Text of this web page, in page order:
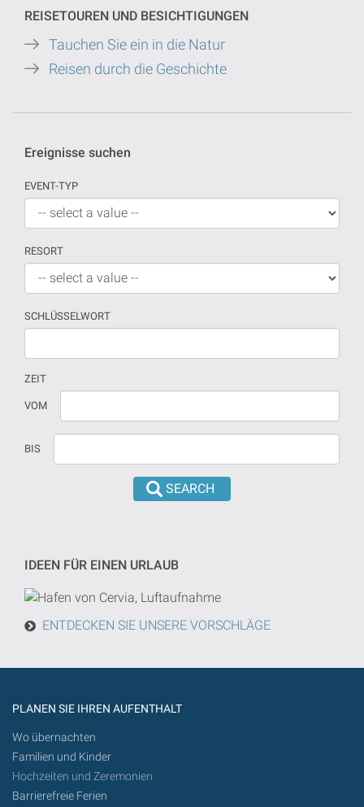
REISETOUREN UND BESICHTIGUNGEN
Tauchen Sie ein in die Natur
Reisen durch die Geschichte
Ereignisse suchen
EVENT-TYP
RESORT
SCHLÜSSELWORT
ZEIT
Wenn
Datum
versehen
heute
in
Zukunft
werden
Datum
dd/mm/yyyy
VOM
BIS
IDEEN FÜR EINEN URLAUB
ENTDECKEN SIE UNSERE VORSCHLÄGE
PLANEN SIE IHREN AUFENTHALT
Wo übernachten
Familien und Kinder
Hochzeiten und Zeremonien
Barrierefreie Ferien